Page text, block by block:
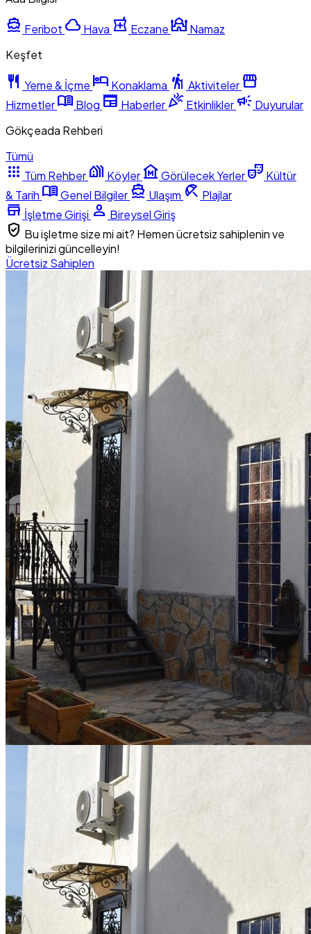
directions_boat Feribot cloud Hava local_pharmacy EczanemosqueNamaz
Keşfet
restaurant Yeme & İçme hotel Konaklama hiking Aktiviteler storefront
Hizmetlermenu_book Blog newspaper Haberler celebrationEtkinlikler campaign Duyurular
Gökçeada Rehberi
Tümü
apps Tüm Rehber holiday_village Köyler museum Görülecek Yerlertheater_comedy Kültür
& Tarih menu_bookGenel Bilgiler directions_boat Ulaşım beach_access Plajlar
store İşletme Girişi person Bireysel Giriş
verified_user Bu işletme size mi ait? Hemen ücretsiz sahiplenin ve
bilgilerinizi güncelleyin!
Ücretsiz Sahiplen